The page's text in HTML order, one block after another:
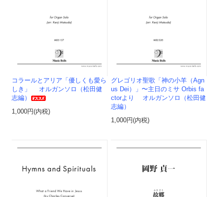
コラールとアリア「優しくも愛ら
しき」 オルガンソロ（松田健
志編）
1,000円(内税)
グレゴリオ聖歌「神の小羊（Agn
us Dei）」〜主日のミサ Orbis fa
ctorより オルガンソロ（松田健
志編）
1,000円(内税)